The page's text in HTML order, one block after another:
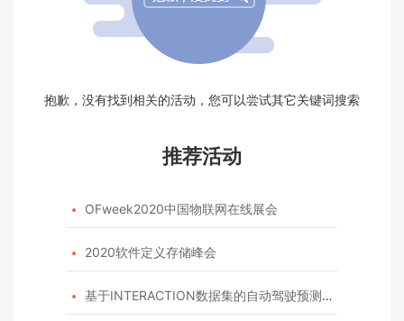
抱歉，没有找到相关的活动，您可以尝试其它关键词搜索
推荐活动
 OFweek2020中国物联网在线展会
 2020软件定义存储峰会
 基于INTERACTION数据集的自动驾驶预测模型挑战赛